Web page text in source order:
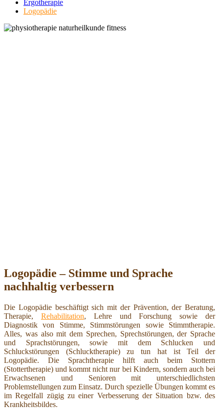
Ergotherapie
Logopädie
Logopädie – Stimme und Sprache
nachhaltig verbessern
Die Logopädie beschäftigt sich mit der Prävention, der Beratung,
Therapie, Rehabilitation, Lehre und Forschung sowie der
Diagnostik von Stimme, Stimmstörungen sowie Stimmtherapie.
Alles, was also mit dem Sprechen, Sprechstörungen, der Sprache
und Sprachstörungen, sowie mit dem Schlucken und
Schluckstörungen (Schlucktherapie) zu tun hat ist Teil der
Logopädie. Die Sprachtherapie hilft auch beim Stottern
(Stottertherapie) und kommt nicht nur bei Kindern, sondern auch bei
Erwachsenen und Senioren mit unterschiedlichsten
Problemstellungen zum Einsatz. Durch spezielle Übungen kommt es
im Regelfall zügig zu einer Verbesserung der Situation bzw. des
Krankheitsbildes.